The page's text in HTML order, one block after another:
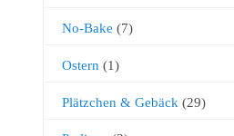
No-Bake (7)
Ostern (1)
Plätzchen & Gebäck (29)